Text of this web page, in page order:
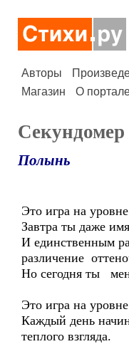
Авторы
Магазин
О
Секундомер
Полынь
Это игра на
Завтра ты даже
И единственным
различение
Но сегодня ты
Это игра на
Каждый день
теплого взгляда.